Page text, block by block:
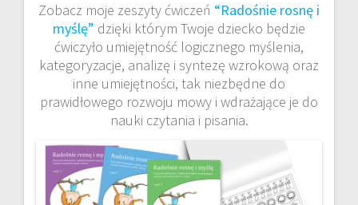
Zobacz moje zeszyty ćwiczeń “Radośnie rosnę i
myślę” dzięki którym Twoje dziecko będzie
ćwiczyło umiejętność logicznego myślenia,
kategoryzacje, analizę i syntezę wzrokową oraz
inne umiejętności, tak niezbędne do
prawidłowego rozwoju mowy i wdrażające je do
nauki czytania i pisania.